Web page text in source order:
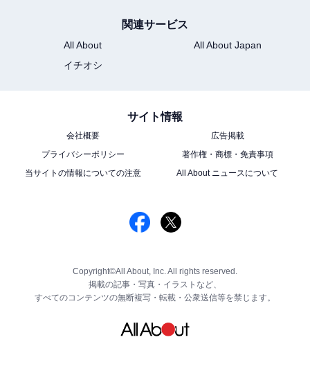
関連サービス
All About
All About Japan
イチオシ
サイト情報
会社概要
広告掲載
プライバシーポリシー
著作権・商標・免責事項
当サイトの情報についての注意
All About ニュースについて
Copyright©All About, Inc. All rights reserved.
掲載の記事・写真・イラストなど、
すべてのコンテンツの無断複写・転載・公衆送信等を禁じます。